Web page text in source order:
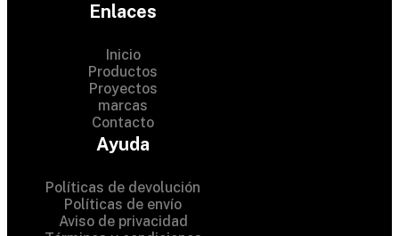
Enlaces
Inicio
Productos
Proyectos
marcas
Contacto
Ayuda
Políticas de devolución
Políticas de envío
Aviso de privacidad